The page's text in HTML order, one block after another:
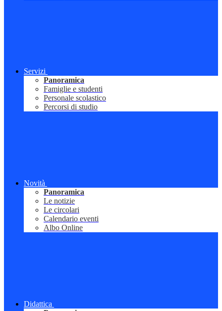
Servizi
Panoramica
Famiglie e studenti
Personale scolastico
Percorsi di studio
Novità
Panoramica
Le notizie
Le circolari
Calendario eventi
Albo Online
Didattica